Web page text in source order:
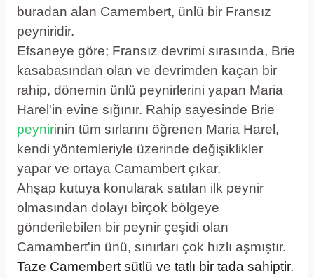
buradan alan Camembert, ünlü bir Fransız
peyniridir.
Efsaneye göre; Fransız devrimi sırasında, Brie
kasabasından olan ve devrimden kaçan bir
rahip, dönemin ünlü peynirlerini yapan Maria
Harel'in evine sığınır. Rahip sayesinde Brie
peynirinin tüm sırlarını öğrenen Maria Harel,
kendi yöntemleriyle üzerinde değişiklikler
yapar ve ortaya Camambert çıkar.
Ahşap kutuya konularak satılan ilk peynir
olmasından dolayı birçok bölgeye
gönderilebilen bir peynir çeşidi olan
Camambert'in ünü, sınırları çok hızlı aşmıştır.
Taze Camembert sütlü ve tatlı bir tada sahiptir.